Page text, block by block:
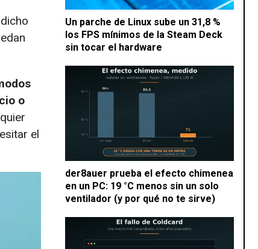
Un parche de Linux sube un 31,8 %
los FPS mínimos de la Steam Deck
sin tocar el hardware
der8auer prueba el efecto chimenea
en un PC: 19 °C menos sin un solo
ventilador (y por qué no te sirve)
o
el